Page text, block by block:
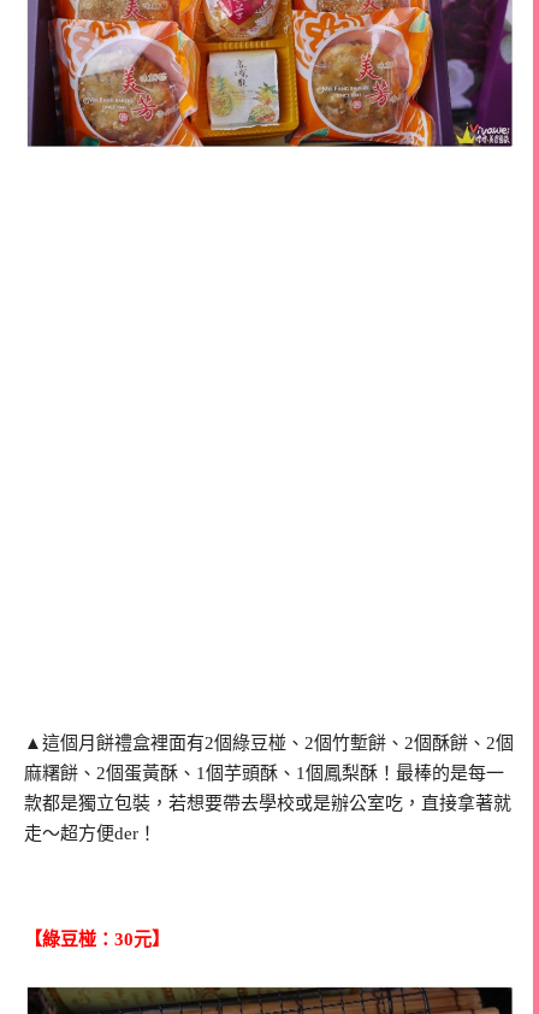
▲這個月餅禮盒裡面有2個綠豆椪、2個竹塹餅、2個酥餅、2個
麻糬餅、2個蛋黃酥、1個芋頭酥、1個鳳梨酥！最棒的是每一
款都是獨立包裝，若想要帶去學校或是辦公室吃，直接拿著就
走～超方便der！
【綠豆椪：30元】